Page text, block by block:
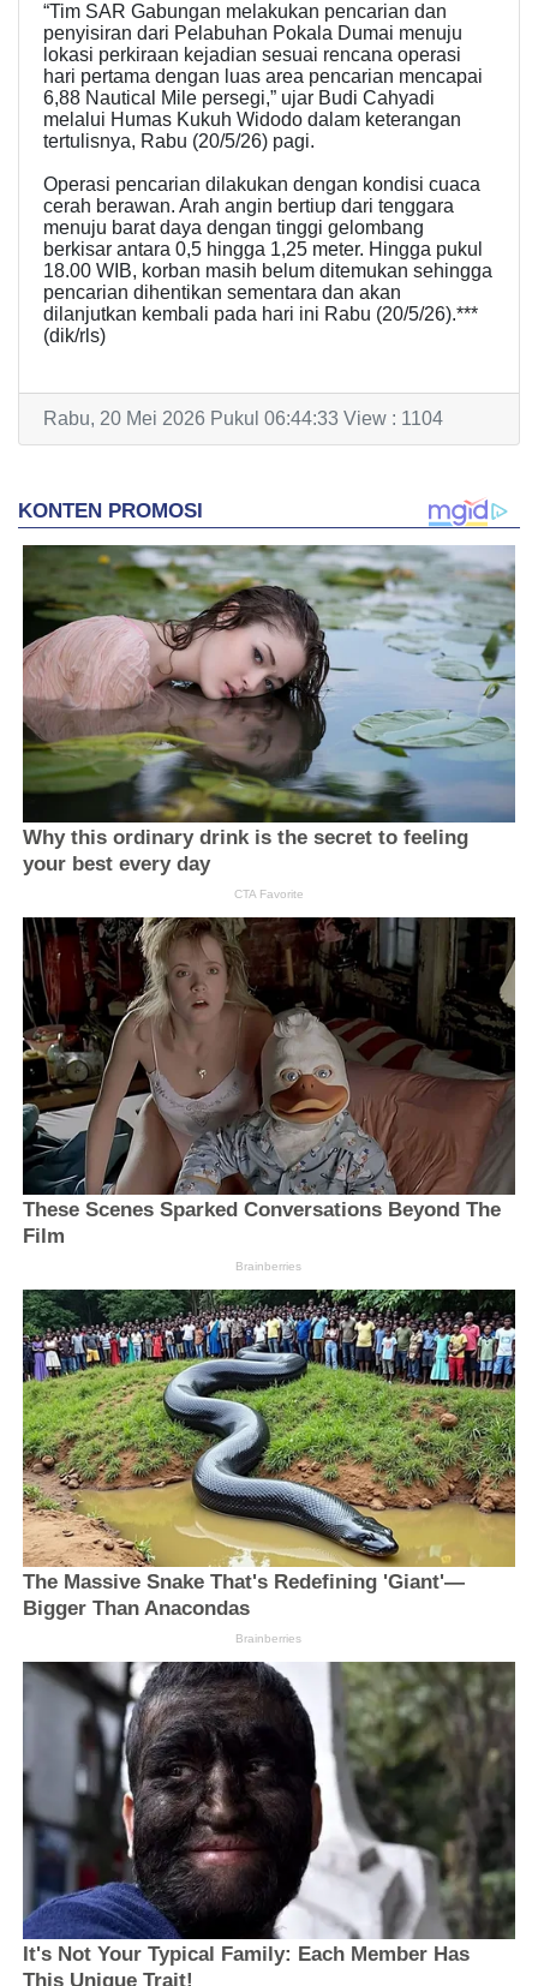
“Tim SAR Gabungan melakukan pencarian dan
penyisiran dari Pelabuhan Pokala Dumai menuju
lokasi perkiraan kejadian sesuai rencana operasi
hari pertama dengan luas area pencarian mencapai
6,88 Nautical Mile persegi,” ujar Budi Cahyadi
melalui Humas Kukuh Widodo dalam keterangan
tertulisnya, Rabu (20/5/26) pagi.
Operasi pencarian dilakukan dengan kondisi cuaca
cerah berawan. Arah angin bertiup dari tenggara
menuju barat daya dengan tinggi gelombang
berkisar antara 0,5 hingga 1,25 meter. Hingga pukul
18.00 WIB, korban masih belum ditemukan sehingga
pencarian dihentikan sementara dan akan
dilanjutkan kembali pada hari ini Rabu (20/5/26).***
(dik/rls)
Rabu, 20 Mei 2026 Pukul 06:44:33 View : 1104